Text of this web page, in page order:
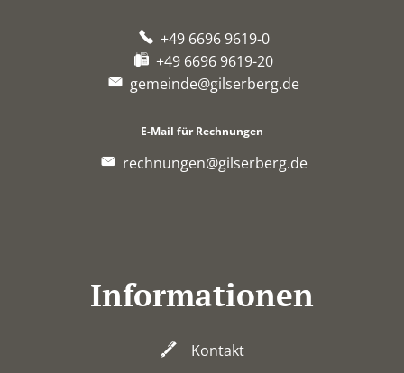
+49 6696 9619-0
+49 6696 9619-20
gemeinde@gilserberg.de
E-Mail für Rechnungen
rechnungen@gilserberg.de
Informationen
Kontakt